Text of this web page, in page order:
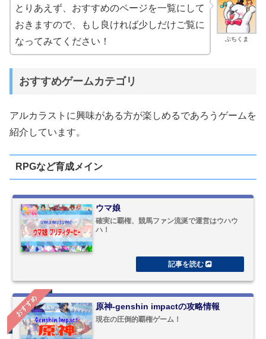
ぶちくま
とりあえず、おすすめのページを一覧にして
おきますので、もし良ければ少しだけご覧に
なってみてください！
おすすめゲームカテゴリ
アルカラストに興味がある方が楽しめるであろうゲームを
紹介しています。
RPGなど育成メイン
ウマ娘
確実に覇権、競馬ファン流涎で運営はウハウ
ハ！
おすすめ 原神-genshin impactの攻略情報
現在の圧倒的覇権ゲーム！